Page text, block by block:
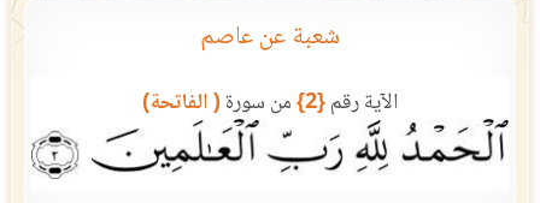
شعبة عن عاصم
الآية رقم{2} من سورة( الفاتحة)